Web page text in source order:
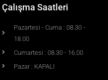
Çalışma Saatleri
Pazartesi - Cuma : 08.30 -
18.00
Cumartesi : 08.30 - 16.00
Pazar : KAPALI